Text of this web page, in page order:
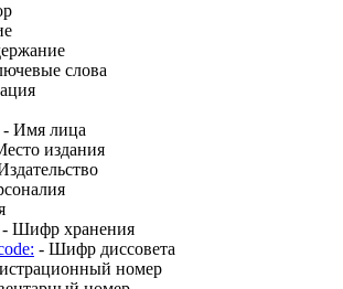
слова
- Имя лица
издания
- Шифр хранения
- Шифр диссовета
номер